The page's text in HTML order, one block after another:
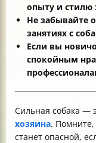
опыту и стилю
Не забывайте
занятиях с
Если вы
спокойным
Сильная собака —
хозяина.
станет опасной,